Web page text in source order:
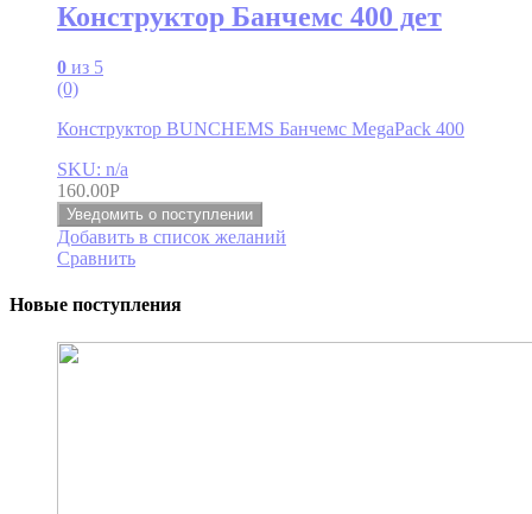
Конструктор Банчемс 400 дет
0 из 5
(0)
Конструктор BUNCHEMS Банчемс MegaPack 400
SKU: n/a
160.00Р
Уведомить о поступлении
Добавить в список желаний
Сравнить
Новые поступления